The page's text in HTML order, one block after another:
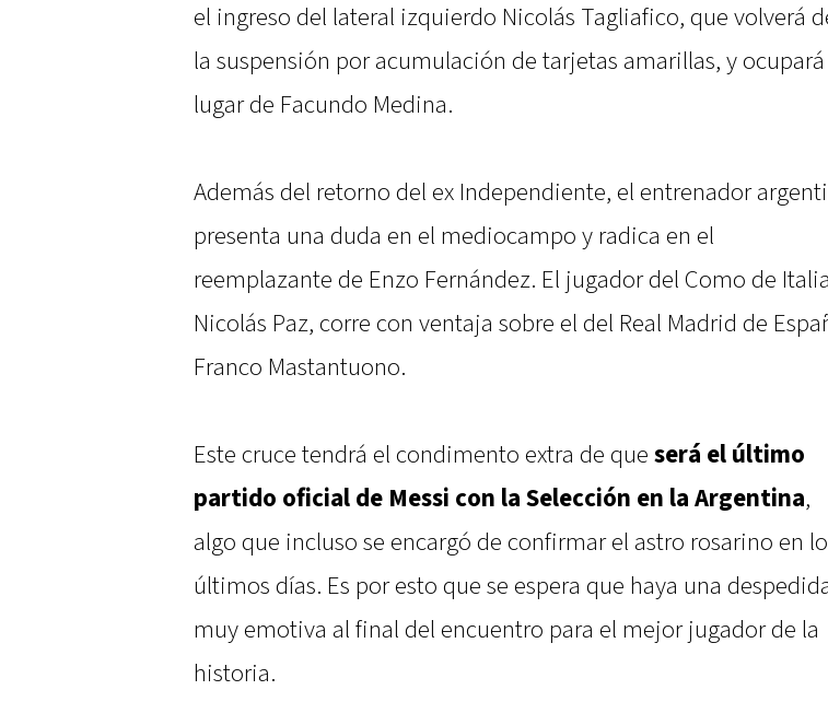
el ingreso del lateral izquierdo Nicolás Tagliafico, que volverá
la suspensión por acumulación de tarjetas amarillas, y
lugar de Facundo Medina.
Además del retorno del ex Independiente, el entrenador
presenta una duda en el mediocampo y radica en el
reemplazante de Enzo Fernández. El jugador del Como de
Nicolás Paz, corre con ventaja sobre el del Real Madrid de
Franco Mastantuono.
Este cruce tendrá el condimento extra de que será el último
partido oficial de Messi con la Selección en la Argentina,
algo que incluso se encargó de confirmar el astro rosarino en
últimos días. Es por esto que se espera que haya una
muy emotiva al final del encuentro para el mejor jugador de la
historia.